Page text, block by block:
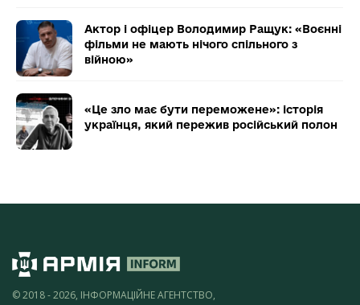
Актор і офіцер Володимир Ращук: «Воєнні
фільми не мають нічого спільного з
війною»
«Це зло має бути переможене»: історія
українця, який пережив російський полон
© 2018 - 2026, ІНФОРМАЦІЙНЕ АГЕНТСТВО,